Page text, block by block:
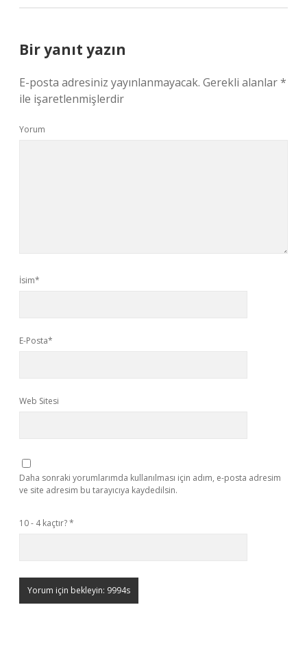
Bir yanıt yazın
E-posta adresiniz yayınlanmayacak. Gerekli alanlar*
ile işaretlenmişlerdir
Yorum
İsim*
E-Posta*
Web Sitesi
Daha sonraki yorumlarımda kullanılması için adım, e-posta adresim
ve site adresim bu tarayıcıya kaydedilsin.
10 - 4 kaçtır?*